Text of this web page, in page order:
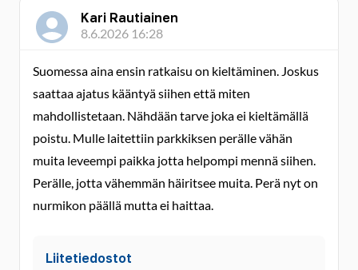
Kari Rautiainen
8.6.2026 16:28
Suomessa aina ensin ratkaisu on kieltäminen. Joskus
saattaa ajatus kääntyä siihen että miten
mahdollistetaan. Nähdään tarve joka ei kieltämällä
poistu. Mulle laitettiin parkkiksen perälle vähän
muita leveempi paikka jotta helpompi mennä siihen.
Perälle, jotta vähemmän häiritsee muita. Perä nyt on
nurmikon päällä mutta ei haittaa.
Liitetiedostot